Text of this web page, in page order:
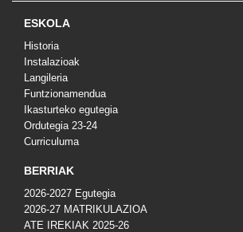
ESKOLA
Historia
Instalazioak
Langileria
Funtzionamendua
Ikasturteko egutegia
Ordutegia 23-24
Curriculuma
BERRIAK
2026-2027 Egutegia
2026-27 MATRIKULAZIOA
ATE IREKIAK 2025-26